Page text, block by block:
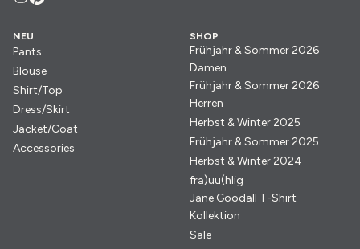
NEU
Pants
Blouse
Shirt/Top
Dress/Skirt
Jacket/Coat
Accessories
SHOP
Frühjahr & Sommer 2026
Damen
Frühjahr & Sommer 2026
Herren
Herbst & Winter 2025
Frühjahr & Sommer 2025
Herbst & Winter 2024
fra)uu(hlig
Jane Goodall T-Shirt
Kollektion
Sale